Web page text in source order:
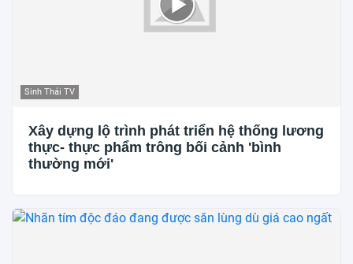
Sinh Thái TV
Xây dựng lộ trình phát triển hệ thống lương
thực- thực phẩm trông bối cảnh 'bình
thường mới'